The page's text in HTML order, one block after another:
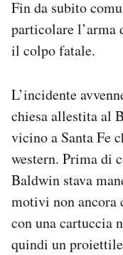
Fin da subito
particolare l’arma
il colpo fatale.
L’incidente
chiesa allestita al
vicino a Santa Fe
western. Prima di
Baldwin stava
motivi non ancora
con una cartuccia
quindi un